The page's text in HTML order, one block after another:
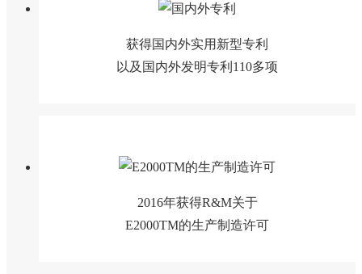
获得国内外实用新型专利
以及国内外发明专利110多项
2016年获得R&M关于
E2000TM的生产制造许可